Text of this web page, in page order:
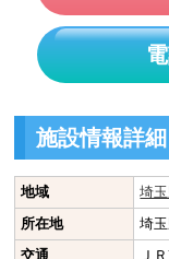
施設情報詳細
地域
埼
所在地
埼
交通
Ｊ